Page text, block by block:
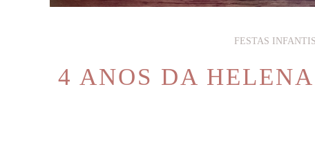
FESTAS
4 ANOS DA